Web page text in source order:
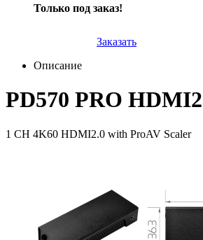
Только под заказ!
Заказать
Описание
PD570 PRO
1 CH 4K60 HDMI2.0 with ProAV Scaler